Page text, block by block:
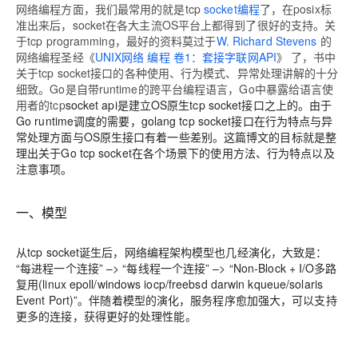
网络编程方面，我们最常用的就是tcp socket编程了，在posix标
准出来后，socket在各大主流OS平台上都得到了很好的支持。关
于tcp programming，最好的资料莫过于W. Richard Stevens 的
网络编程圣经《UNIX网络 编程 卷1：套接字联网API》 了，书中
关于tcp socket接口的各种使用、行为模式、异常处理讲解的十分
细致。Go是自带runtime的跨平台编程语言，Go中暴露给语言使
用者的tcpsocket api是建立OS原生tcp socket接口之上的。由于
Go runtime调度的需要，golang tcp socket接口在行为特点与异
常处理方面与OS原生接口有着一些差别。这篇博文的目标就是整
理出关于Go tcp socket在各个场景下的使用方法、行为特点以及
注意事项。
一、模型
从tcp socket诞生后，网络编程架构模型也几经演化，大致是：
“每进程一个连接” –> “每线程一个连接” –> “Non-Block + I/O多路
复用(linux epoll/windows iocp/freebsd darwin kqueue/solaris
Event Port)”。伴随着模型的演化，服务程序愈加强大，可以支持
更多的连接，获得更好的处理性能。